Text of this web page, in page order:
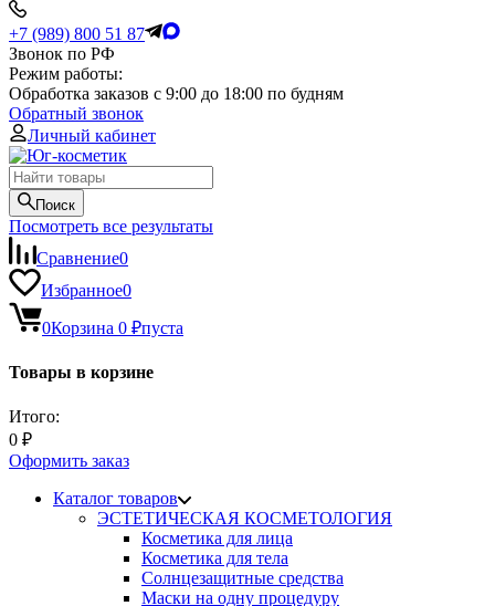
+7 (989) 800 51 87
Звонок по РФ
Режим работы:
Обработка заказов с 9:00 до 18:00 по будням
Обратный звонок
Личный кабинет
Поиск
Посмотреть все результаты
Сравнение0
Избранное0
0Корзина 0 ₽пуста
Товары в корзине
Итого:
0 ₽
Оформить заказ
Каталог товаров
ЭСТЕТИЧЕСКАЯ КОСМЕТОЛОГИЯ
Косметика для лица
Косметика для тела
Солнцезащитные средства
Маски на одну процедуру